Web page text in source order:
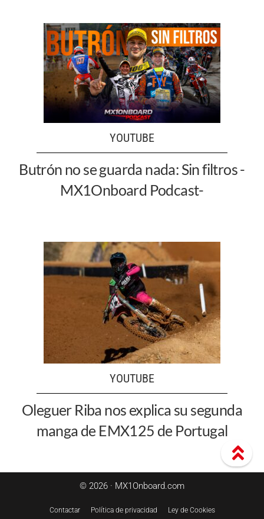
YOUTUBE
Butrón no se guarda nada: Sin filtros -
MX1Onboard Podcast-
YOUTUBE
Oleguer Riba nos explica su segunda
manga de EMX125 de Portugal
© 2026 · MX1Onboard.com
Contactar Política de privacidad Ley de Cookies